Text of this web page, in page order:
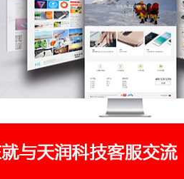
受,新鲜未来,专注创意,专心开发,非常团队,成就